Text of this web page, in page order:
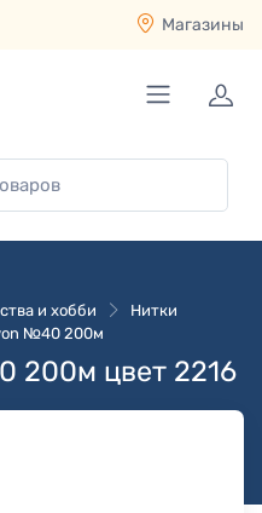
Магазины
и хобби
Нитки
№40 200м
200м цвет 2216